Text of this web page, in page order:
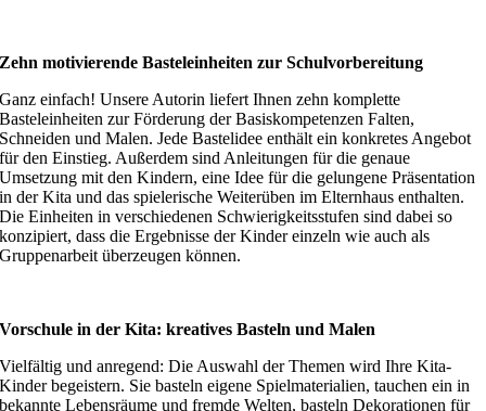
Zehn motivierende Basteleinheiten zur Schulvorbereitung
Ganz einfach! Unsere Autorin liefert Ihnen zehn komplette
Basteleinheiten zur Förderung der Basiskompetenzen Falten,
Schneiden und Malen. Jede Bastelidee enthält ein konkretes Angebot
für den Einstieg. Außerdem sind Anleitungen für die genaue
Umsetzung mit den Kindern, eine Idee für die gelungene Präsentation
in der Kita und das spielerische Weiterüben im Elternhaus enthalten.
Die Einheiten in verschiedenen Schwierigkeitsstufen sind dabei so
konzipiert, dass die Ergebnisse der Kinder einzeln wie auch als
Gruppenarbeit überzeugen können.
Vorschule in der Kita: kreatives Basteln und Malen
Vielfältig und anregend: Die Auswahl der Themen wird Ihre Kita-
Kinder begeistern. Sie basteln eigene Spielmaterialien, tauchen ein in
bekannte Lebensräume und fremde Welten, basteln Dekorationen für